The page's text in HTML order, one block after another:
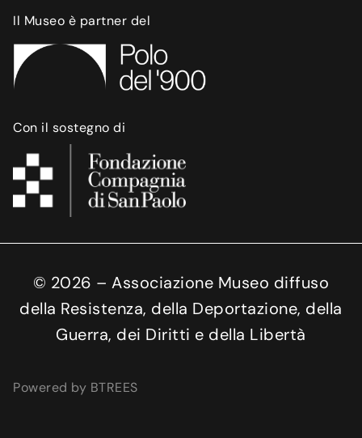
Il Museo è partner del
Con il sostegno di
© 2026 – Associazione Museo diffuso
della Resistenza, della Deportazione, della
Guerra, dei Diritti e della Libertà
Powered by BTREES